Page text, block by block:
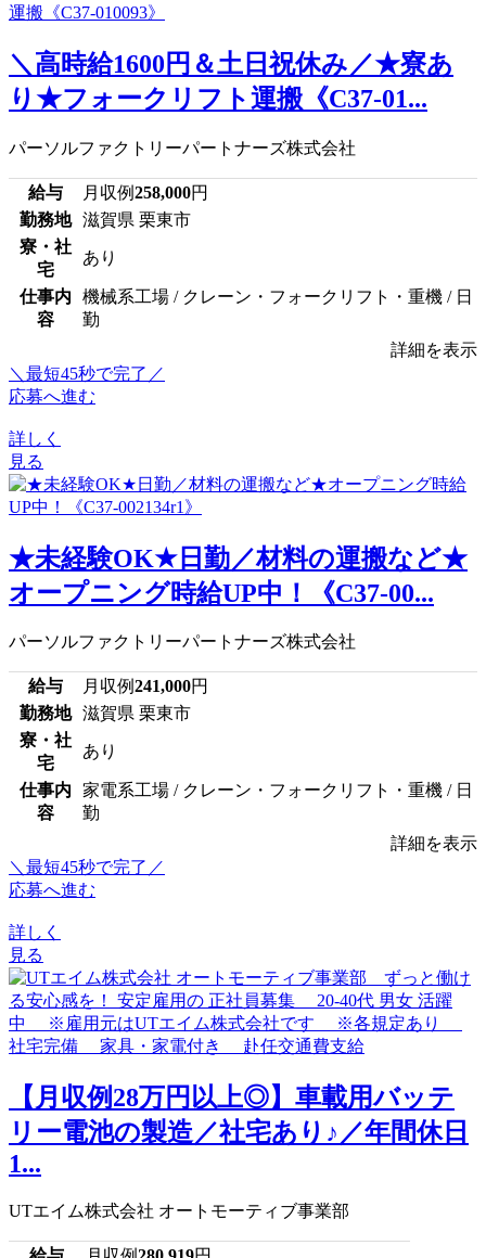
＼高時給1600円＆土日祝休み／★寮あ
り★フォークリフト運搬《C37-01...
パーソルファクトリーパートナーズ株式会社
給与 月収例258,000円
勤務地
滋賀県 栗東市
寮・社
宅
あり
仕事内
容
機械系工場 / クレーン・フォークリフト・重機 / 日
勤
詳細を表示
＼最短45秒で完了／
応募へ進む
詳しく
見る
★未経験OK★日勤／材料の運搬など★
オープニング時給UP中！《C37-00...
パーソルファクトリーパートナーズ株式会社
給与 月収例241,000円
勤務地
滋賀県 栗東市
寮・社
宅
あり
仕事内
容
家電系工場 / クレーン・フォークリフト・重機 / 日
勤
詳細を表示
＼最短45秒で完了／
応募へ進む
詳しく
見る
【月収例28万円以上◎】車載用バッテ
リー電池の製造／社宅あり♪／年間休日
1...
UTエイム株式会社 オートモーティブ事業部